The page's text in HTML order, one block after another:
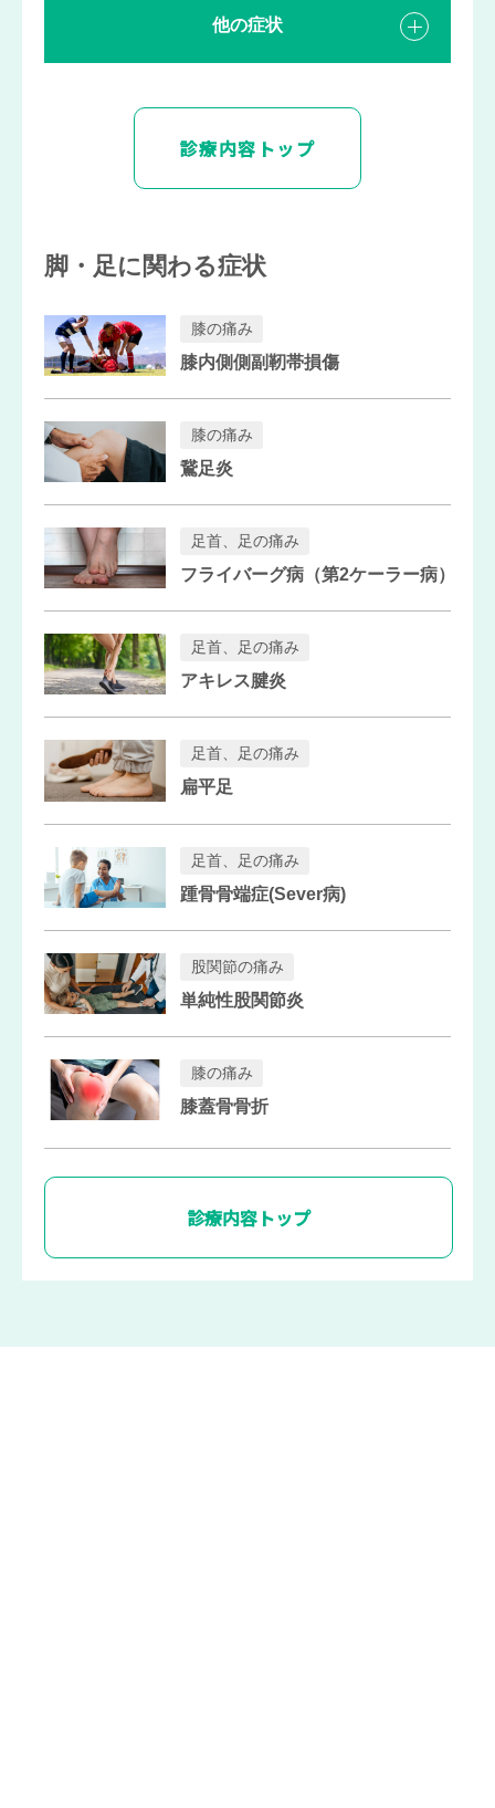
他の症状
診療内容トップ
脚・足に関わる症状
膝の痛み
膝内側側副靭帯損傷
膝の痛み
鵞足炎
足首、足の痛み
フライバーグ病（第2ケーラー病）
足首、足の痛み
アキレス腱炎
足首、足の痛み
扁平足
足首、足の痛み
踵骨骨端症(Sever病)
股関節の痛み
単純性股関節炎
膝の痛み
膝蓋骨骨折
診療内容トップ